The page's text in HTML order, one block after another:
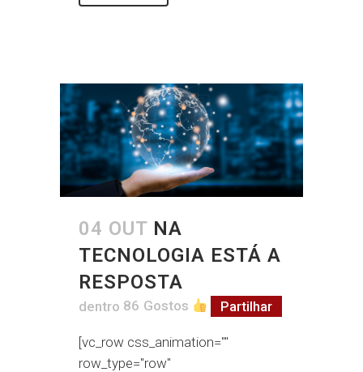
04 OUT NA
TECNOLOGIA ESTÁ A
RESPOSTA
dentro 86 Gostos Partilhar
[vc_row css_animation=""
row_type="row"